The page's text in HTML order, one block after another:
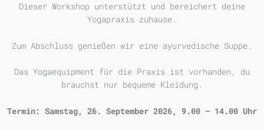
Dieser Workshop unterstützt und bereichert deine
Yogapraxis zuhause.
Zum Abschluss genießen wir eine ayurvedische Suppe.
Das Yogaequipment für die Praxis ist vorhanden, du
brauchst nur bequeme Kleidung.
Termin: Samstag, 26. September 2026, 9.00 – 14.00 Uhr